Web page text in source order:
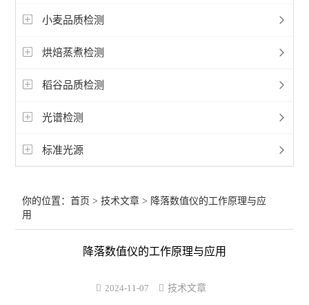
小麦品质检测
烘焙蒸煮检测
稻谷品质检测
光谱检测
标准光源
你的位置：首页 >技术文章 > 降落数值仪的工作原理与应
用
降落数值仪的工作原理与应用
2024-11-07 技术文章